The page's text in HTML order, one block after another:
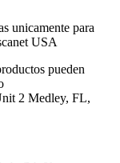
unicamente para
USA
pueden
2 Medley, FL,